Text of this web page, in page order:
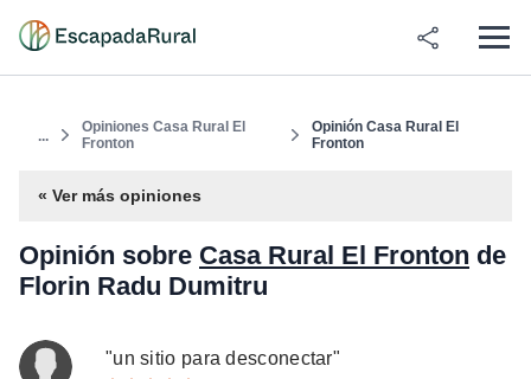
...
Opiniones Casa Rural El
Fronton
Opinión Casa Rural El
Fronton
« Ver más opiniones
Opinión sobre Casa Rural El Fronton de
Florin Radu Dumitru
"un sitio para desconectar"